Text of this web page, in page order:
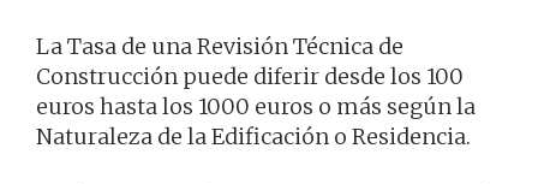
La Tasa de una Revisión Técnica de
Construcción puede diferir desde los 100
euros hasta los 1000 euros o más según la
Naturaleza de la Edificación o Residencia.